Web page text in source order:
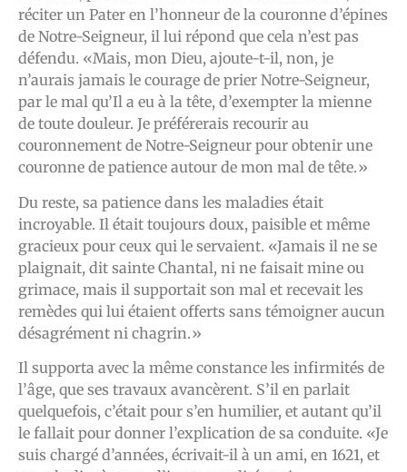
réciter un Pater en l’honneur de la couronne d’épines
de Notre-Seigneur, il lui répond que cela n’est pas
défendu. «Mais, mon Dieu, ajoute-t-il, non, je
n’aurais jamais le courage de prier Notre-Seigneur,
par le mal qu’Il a eu à la tête, d’exempter la mienne
de toute douleur. Je préférerais recourir au
couronnement de Notre-Seigneur pour obtenir une
couronne de patience autour de mon mal de tête.»
Du reste, sa patience dans les maladies était
incroyable. Il était toujours doux, paisible et même
gracieux pour ceux qui le servaient. «Jamais il ne se
plaignait, dit sainte Chantal, ni ne faisait mine ou
grimace, mais il supportait son mal et recevait les
remèdes qui lui étaient offerts sans témoigner aucun
désagrément ni chagrin.»
Il supporta avec la même constance les infirmités de
l’âge, que ses travaux avancèrent. S’il en parlait
quelquefois, c’était pour s’en humilier, et autant qu’il
le fallait pour donner l’explication de sa conduite. «Je
suis chargé d’années, écrivait-il à un ami, en 1621, et